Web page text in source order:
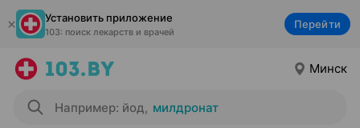
Установить приложение
103: поиск лекарств и врачей
Перейти
Минск
Например: йод, милдронат